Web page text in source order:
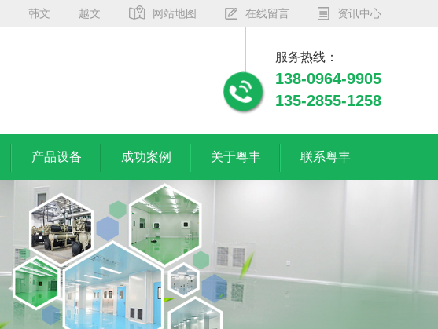
韩文 越文 网站地图 在线留言 资讯中心
服务热线：
138-0964-9905
135-2855-1258
产品设备 成功案例 关于粤丰 联系粤丰